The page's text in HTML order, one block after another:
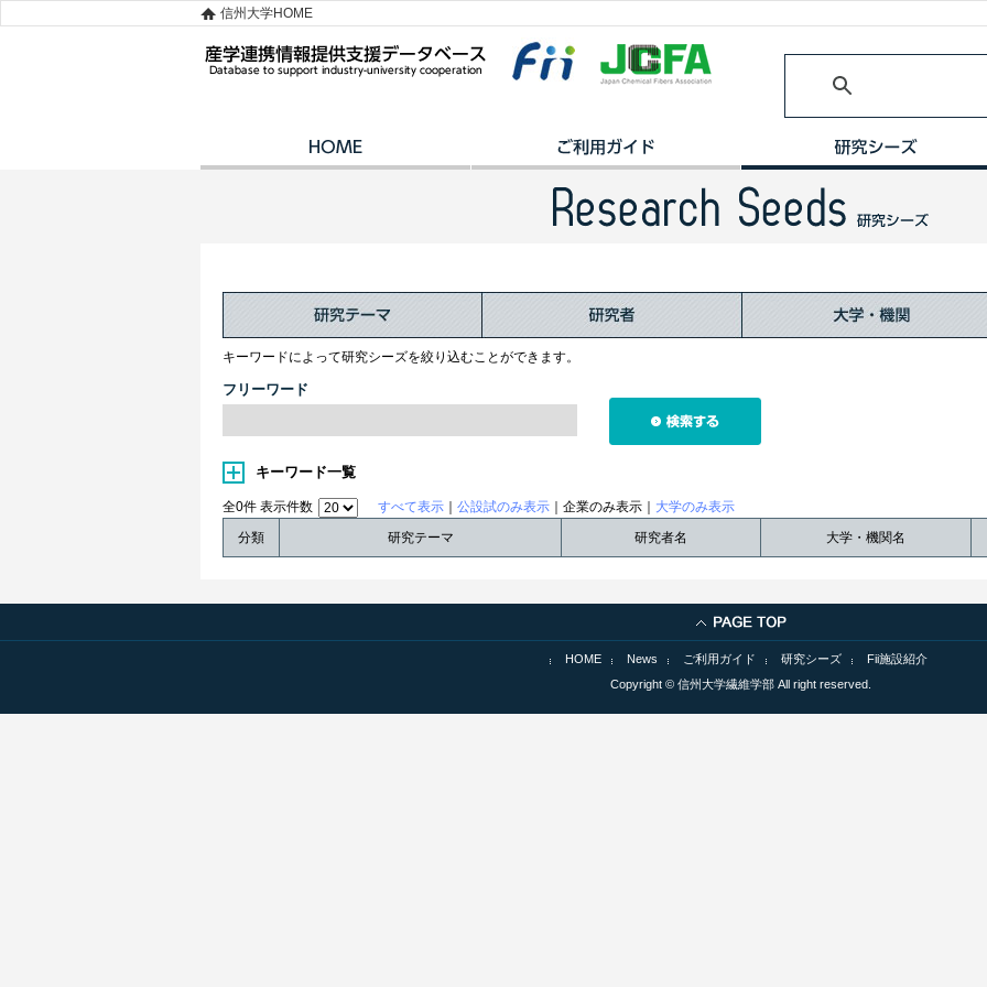
信州大学HOME
キーワードによって研究シーズを絞り込むことができます。
フリーワード
キーワード一覧
全0件 表示件数 すべて表示 公設試のみ表示 ｜企業のみ表示｜ 大学のみ表示
分類
研究テーマ 研究者名 大学・機関名
HOME News ご利用ガイド 研究シーズ
Fii施設紹介
Copyright © 信州大学繊維学部 All right reserved.